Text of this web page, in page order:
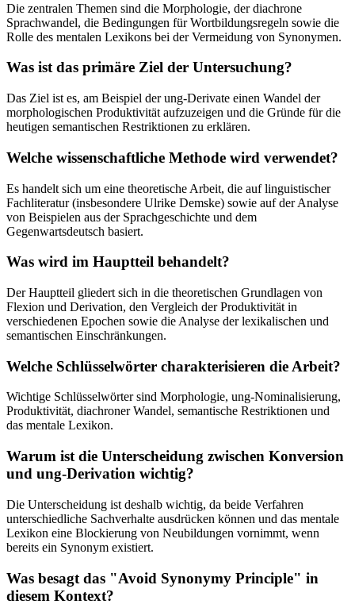
Die zentralen Themen sind die Morphologie, der diachrone
Sprachwandel, die Bedingungen für Wortbildungsregeln sowie die
Rolle des mentalen Lexikons bei der Vermeidung von Synonymen.
Was ist das primäre Ziel der Untersuchung?
Das Ziel ist es, am Beispiel der ung-Derivate einen Wandel der
morphologischen Produktivität aufzuzeigen und die Gründe für die
heutigen semantischen Restriktionen zu erklären.
Welche wissenschaftliche Methode wird verwendet?
Es handelt sich um eine theoretische Arbeit, die auf linguistischer
Fachliteratur (insbesondere Ulrike Demske) sowie auf der Analyse
von Beispielen aus der Sprachgeschichte und dem
Gegenwartsdeutsch basiert.
Was wird im Hauptteil behandelt?
Der Hauptteil gliedert sich in die theoretischen Grundlagen von
Flexion und Derivation, den Vergleich der Produktivität in
verschiedenen Epochen sowie die Analyse der lexikalischen und
semantischen Einschränkungen.
Welche Schlüsselwörter charakterisieren die Arbeit?
Wichtige Schlüsselwörter sind Morphologie, ung-Nominalisierung,
Produktivität, diachroner Wandel, semantische Restriktionen und
das mentale Lexikon.
Warum ist die Unterscheidung zwischen Konversion
und ung-Derivation wichtig?
Die Unterscheidung ist deshalb wichtig, da beide Verfahren
unterschiedliche Sachverhalte ausdrücken können und das mentale
Lexikon eine Blockierung von Neubildungen vornimmt, wenn
bereits ein Synonym existiert.
Was besagt das "Avoid Synonymy Principle" in
diesem Kontext?